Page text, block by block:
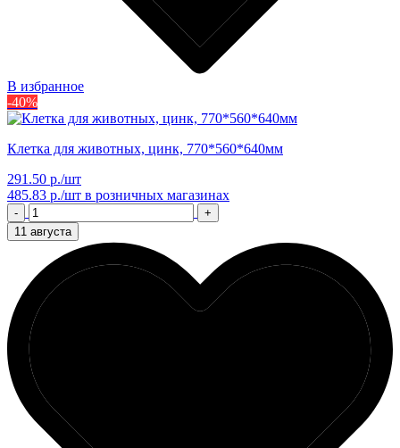
В избранное
-40%
Клетка для животных, цинк, 770*560*640мм
291.50 р./шт
485.83 р./шт в розничных магазинах
-
+
11 августа